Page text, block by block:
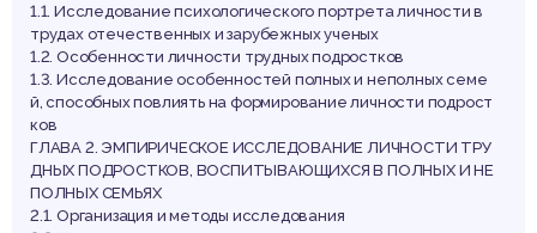
1.1. Исследование психологического портрета личности в
трудах отечественных и зарубежных ученых
1.2. Особенности личности трудных подростков
1.3. Исследование особенностей полных и неполных семе
й, способных повлиять на формирование личности подрост
ков
ГЛАВА 2. ЭМПИРИЧЕСКОЕ ИССЛЕДОВАНИЕ ЛИЧНОСТИ ТРУ
ДНЫХ ПОДРОСТКОВ, ВОСПИТЫВАЮЩИХСЯ В ПОЛНЫХ И НЕ
ПОЛНЫХ СЕМЬЯХ
2.1. Организация и методы исследования